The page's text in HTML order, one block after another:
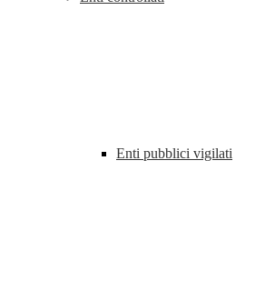
Enti pubblici vigilati